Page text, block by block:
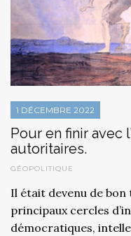
1 DÉCEMBRE 2022
Pour en finir avec
autoritaires.
GÉOPOLITIQUE
Il était devenu de bon
principaux cercles
démocratiques,